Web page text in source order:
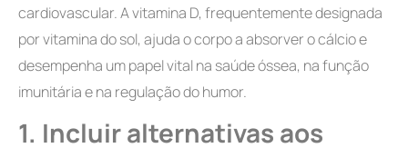
cardiovascular. A vitamina D, frequentemente designada
por vitamina do sol, ajuda o corpo a absorver o cálcio e
desempenha um papel vital na saúde óssea, na função
imunitária e na regulação do humor.
1. Incluir alternativas aos